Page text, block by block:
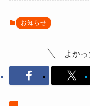
お知らせ
よか